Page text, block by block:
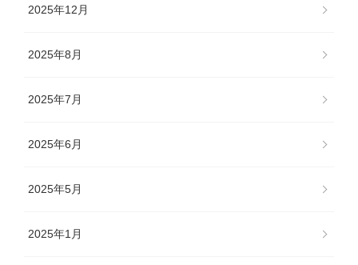
2025年12月
2025年8月
2025年7月
2025年6月
2025年5月
2025年1月